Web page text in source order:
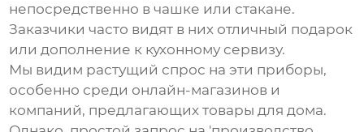
непосредственно в чашке или стакане.
Заказчики часто видят в них отличный подарок
или дополнение к кухонному сервизу.
Мы видим растущий спрос на эти приборы,
особенно среди онлайн-магазинов и
компаний, предлагающих товары для дома.